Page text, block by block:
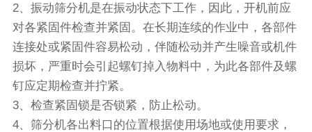
2、振动筛分机是在振动状态下工作，因此，开机前应
对各紧固件检查并紧固。在长期连续的作业中，各部件
连接处或紧固件容易松动，伴随松动并产生噪音或机件
损坏，严重时会引起螺钉掉入物料中，为此各部件及螺
钉应定期检查并拧紧。
3、检查紧固锁是否锁紧，防止松动。
4、筛分机各出料口的位置根据使用场地或使用要求，